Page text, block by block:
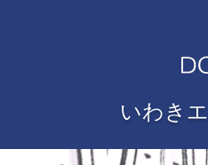
いわき